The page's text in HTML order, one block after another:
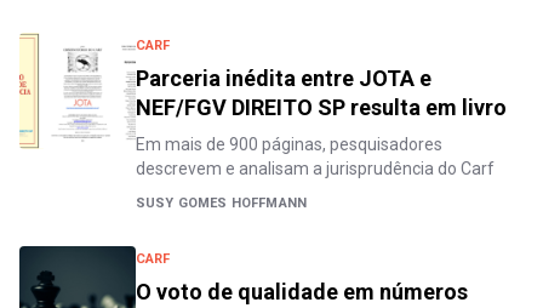
CARF
Parceria inédita entre JOTA e
NEF/FGV DIREITO SP resulta em livro
Em mais de 900 páginas, pesquisadores
descrevem e analisam a jurisprudência do Carf
SUSY GOMES HOFFMANN
CARF
O voto de qualidade em números